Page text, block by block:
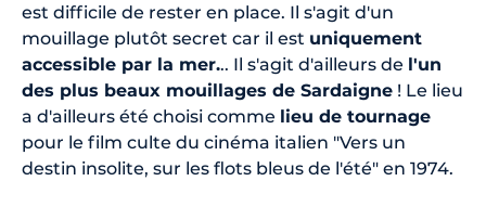
est difficile de rester en place. Il s'agit d'un
mouillage plutôt secret car il est uniquement
accessible par la mer... Il s'agit d'ailleurs de l'un
des plus beaux mouillages de Sardaigne ! Le lieu
a d'ailleurs été choisi comme lieu de tournage
pour le film culte du cinéma italien "Vers un
destin insolite, sur les flots bleus de l'été" en 1974.